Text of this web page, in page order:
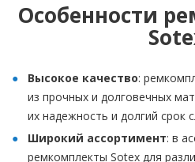
Особенности
Высокое качество:
из прочных и долговечных
их надежность и долгий срок
Широкий ассортимент: в
ремкомплекты Sotex для